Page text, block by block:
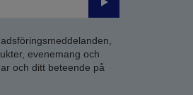
Skicka
evenemang och
och ditt beteende på